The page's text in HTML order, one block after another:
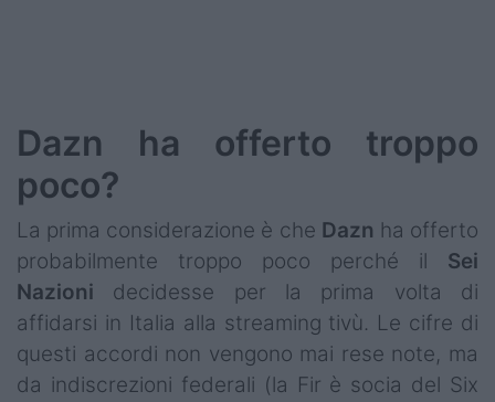
Dazn ha offerto troppo
poco?
La prima considerazione è che Dazn ha offerto
probabilmente troppo poco perché il Sei
Nazioni decidesse per la prima volta di
affidarsi in Italia alla streaming tivù. Le cifre di
questi accordi non vengono mai rese note, ma
da indiscrezioni federali (la Fir è socia del Six